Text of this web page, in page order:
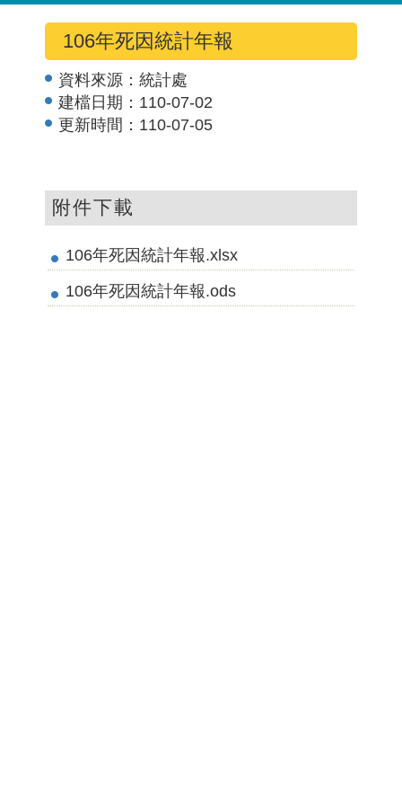
106年死因統計年報
資料來源： 統計處
建檔日期： 110-07-02
更新時間： 110-07-05
附件下載
106年死因統計年報.xlsx
106年死因統計年報.ods